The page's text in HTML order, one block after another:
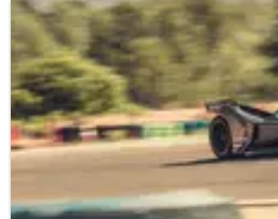
SPORTSCARS NEWS
Alonso digantikan oleh
selama 19/20 musim